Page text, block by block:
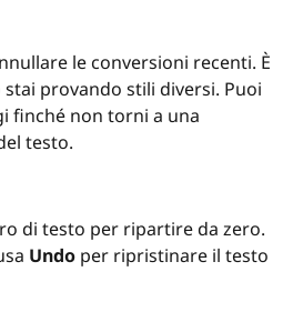
le conversioni recenti. È
provando stili diversi. Puoi
finché non torni a una
testo.
di testo per ripartire da zero.
Undo per ripristinare il testo